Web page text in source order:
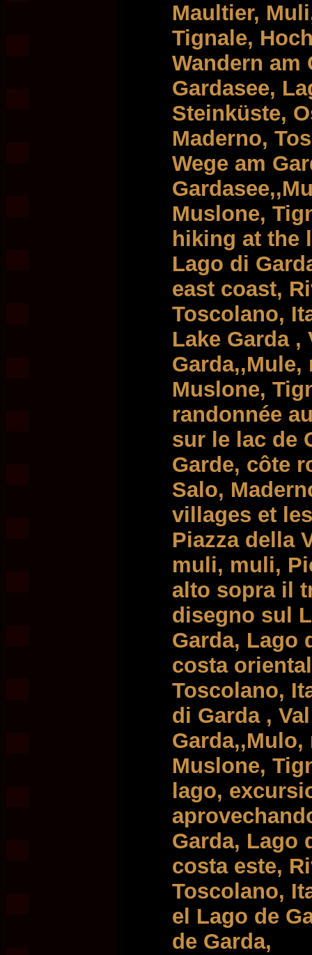
Maultier,
Tignale,
Wandern am
Gardasee,
Steinküste,
Maderno,
Wege am
Muslone,
hiking at the
Lago di
east coast,
Toscolano,
Lake Garda ,
Muslone,
randonnée
sur le lac de
Garde, côte
Salo,
villages et
Piazza della
muli, muli,
alto sopra il
disegno sul
Garda, Lago
costa
Toscolano,
di Garda ,
Muslone,
lago,
Garda, Lago
costa este,
Toscolano,
el Lago de
de Garda,